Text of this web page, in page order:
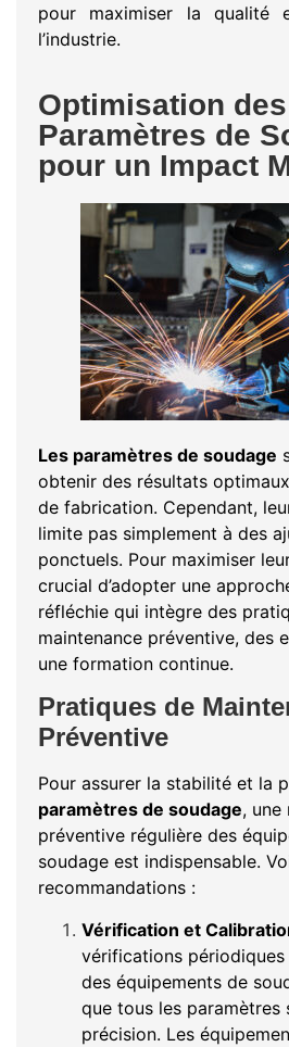
pour maximiser la qualité
l’industrie.
Optimisation des
Paramètres de
pour un Impact
Les paramètres de soudage
obtenir des résultats
de fabrication. Cependant,
limite pas simplement à des
ponctuels. Pour maximiser
crucial d’adopter une
réfléchie qui intègre des
maintenance préventive, des
une formation continue.
Pratiques de
Préventive
Pour assurer la stabilité et la
paramètres de soudage, une
préventive régulière des
soudage est indispensable.
recommandations :
Vérification et
vérifications
des équipements de
que tous les paramètres
précision. Les